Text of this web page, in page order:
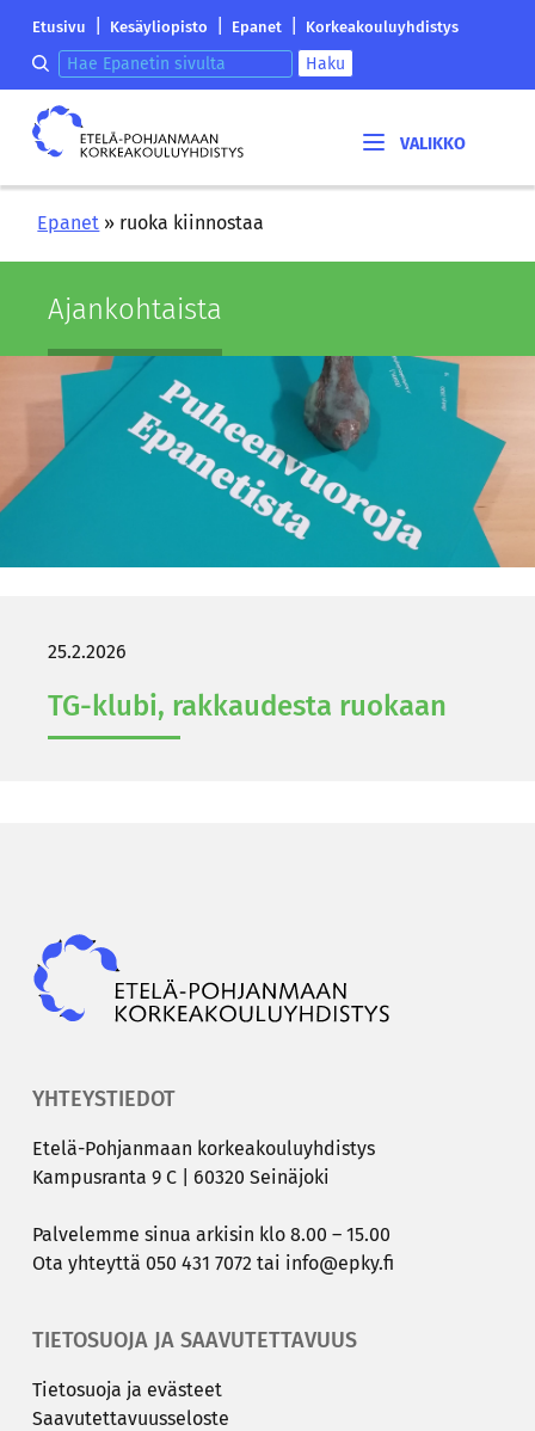
Etelä-
korkeakouluyhdistyksen
saapumissivu
Etusivu Kesäyliopisto Epanet Korkeakouluyhdistys
Hae epanetin sivulta Haku
Etelä-
Pohjanmaan
Epanet » ruoka kiinnostaa
Ajan­koh­tais­ta
25.2.2026
TG-​klubi, rak­kau­des­ta ruo­kaan
YHTEYSTIEDOT
Etelä-​Pohjanmaan kor­kea­kou­lu­yh­dis­tys
Kam­pus­ran­ta 9 C | 60320 Sei­nä­jo­ki
Pal­ve­lem­me sinua ar­ki­sin klo 8.00 – 15.00
Ota yh­teyt­tä 050 431 7072 tai info@epky.fi
TIETOSUOJA JA SAAVUTETTAVUUS
Tie­to­suo­ja ja eväs­teet
Saa­vu­tet­ta­vuus­se­los­te